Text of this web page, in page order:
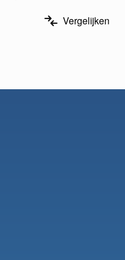
Vergelijken